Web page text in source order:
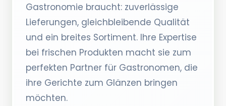
Gastronomie braucht: zuverlässige
Lieferungen, gleichbleibende Qualität
und ein breites Sortiment. Ihre Expertise
bei frischen Produkten macht sie zum
perfekten Partner für Gastronomen, die
ihre Gerichte zum Glänzen bringen
möchten.